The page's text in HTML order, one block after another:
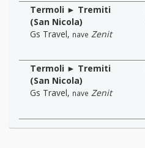
Termoli ► Tremiti
(San Nicola)
Gs Travel, nave Zenit
Termoli ► Tremiti
(San Nicola)
Gs Travel, nave Zenit